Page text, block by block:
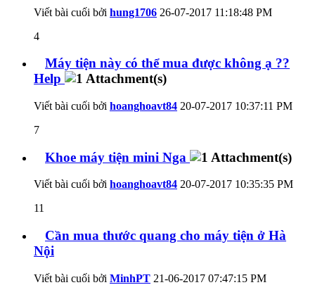
Viết bài cuối bởi hung1706 26-07-2017 11:18:48 PM
4
Máy tiện này có thể mua được không ạ ??
Help
Viết bài cuối bởi hoanghoavt84 20-07-2017 10:37:11 PM
7
Khoe máy tiện mini Nga
Viết bài cuối bởi hoanghoavt84 20-07-2017 10:35:35 PM
11
Cần mua thước quang cho máy tiện ở Hà
Nội
Viết bài cuối bởi MinhPT 21-06-2017 07:47:15 PM